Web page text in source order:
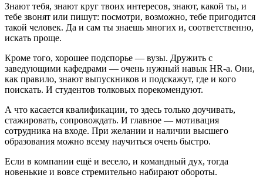
Знают тебя, знают круг твоих интересов, знают, какой ты, и
тебе звонят или пишут: посмотри, возможно, тебе пригодится
такой человек. Да и сам ты знаешь многих и, соответственно,
искать проще.
Кроме того, хорошее подспорье — вузы. Дружить с
заведующими кафедрами — очень нужный навык HR-а. Они,
как правило, знают выпускников и подскажут, где и кого
поискать. И студентов толковых порекомендуют.
А что касается квалификации, то здесь только доучивать,
стажировать, сопровождать. И главное — мотивация
сотрудника на входе. При желании и наличии высшего
образования можно всему научиться очень быстро.
Если в компании ещё и весело, и командный дух, тогда
новенькие и вовсе стремительно набирают обороты.